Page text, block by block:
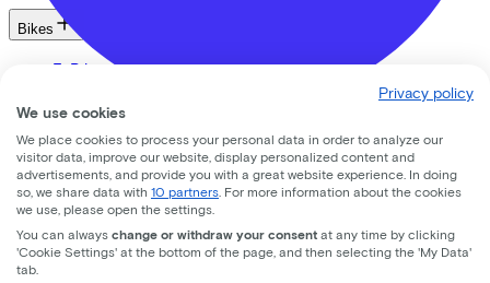
Fietsvoordeelshop.nl - Winkel Amersfoort
Nijverheidsweg Noord 74d
Bikes
E-Bikes
Speed pedelecs
Racing bikes
Urban bike
Gravelbikes
Mountainbikes
City bikes
Adapted bikes
Privacy policy
We use cookies
We place cookies to process your personal data in order to analyze our
visitor data, improve our website, display personalized content and
advertisements, and provide you with a great website experience. In doing
so, we share data with 10 partners . For more information about the cookies
we use, please open the settings.
You can always change or withdraw your consent at any time by clicking
'Cookie Settings' at the bottom of the page, and then selecting the 'My Data'
tab.